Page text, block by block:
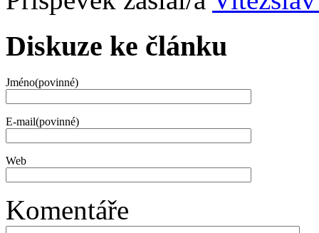
Diskuze ke článku
Jméno(povinné)
E-mail(povinné)
Web
Komentáře